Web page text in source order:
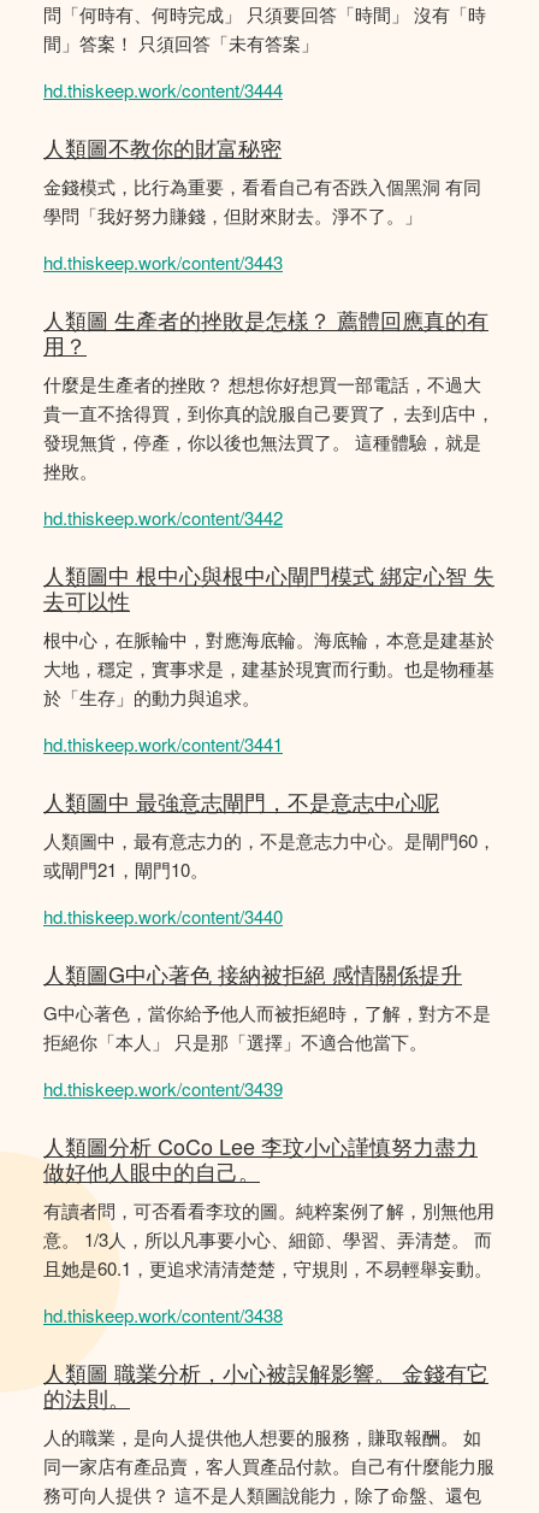
問「何時有、何時完成」 只須要回答「時間」 沒有「時
間」答案！ 只須回答「未有答案」
hd.thiskeep.work/content/3444
人類圖不教你的財富秘密
金錢模式，比行為重要，看看自己有否跌入個黑洞 有同
學問「我好努力賺錢，但財來財去。淨不了。」
hd.thiskeep.work/content/3443
人類圖 生產者的挫敗是怎樣？ 薦體回應真的有
用？
什麼是生產者的挫敗？ 想想你好想買一部電話，不過大
貴一直不捨得買，到你真的說服自己要買了，去到店中，
發現無貨，停產，你以後也無法買了。 這種體驗，就是
挫敗。
hd.thiskeep.work/content/3442
人類圖中 根中心與根中心閘門模式 綁定心智 失
去可以性
根中心，在脈輪中，對應海底輪。海底輪，本意是建基於
大地，穩定，實事求是，建基於現實而行動。也是物種基
於「生存」的動力與追求。
hd.thiskeep.work/content/3441
人類圖中 最強意志閘門，不是意志中心呢
人類圖中，最有意志力的，不是意志力中心。是閘門60，
或閘門21，閘門10。
hd.thiskeep.work/content/3440
人類圖G中心著色 接納被拒絕 感情關係提升
G中心著色，當你給予他人而被拒絕時，了解，對方不是
拒絕你「本人」 只是那「選擇」不適合他當下。
hd.thiskeep.work/content/3439
人類圖分析 CoCo Lee 李玟小心謹慎努力盡力
做好他人眼中的自己。
有讀者問，可否看看李玟的圖。純粹案例了解，別無他用
意。 1/3人，所以凡事要小心、細節、學習、弄清楚。 而
且她是60.1，更追求清清楚楚，守規則，不易輕舉妄動。
hd.thiskeep.work/content/3438
人類圖 職業分析，小心被誤解影響。 金錢有它
的法則。
人的職業，是向人提供他人想要的服務，賺取報酬。 如
同一家店有產品賣，客人買產品付款。自己有什麼能力服
務可向人提供？ 這不是人類圖說能力，除了命盤、還包